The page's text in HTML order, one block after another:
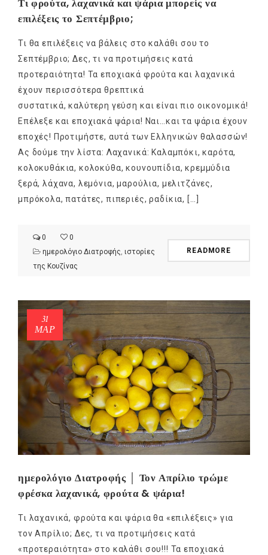
επιλέξεις το Σεπτέμβριο;
Τι θα επιλέξεις να βάλεις στο καλάθι σου το
Σεπτέμβριο; Δες, τι να προτιμήσεις κατά
προτεραιότητα! Τα εποχιακά φρούτα και λαχανικά
έχουν περισσότερα θρεπτικά
συστατικά, καλύτερη γεύση και είναι πιο οικονομικά!
Επέλεξε και εποχιακά ψάρια! Ναι…και τα ψάρια έχουν
εποχές! Προτιμήστε, αυτά των Ελληνικών θαλασσών!
Ας δούμε την λίστα: Λαχανικά: Καλαμπόκι, καρότα,
κολοκυθάκια, κολοκύθα, κουνουπίδια, κρεμμύδια
ξερά, λάχανα, λεμόνια, μαρούλια, μελιτζάνες,
μπρόκολα, πατάτες, πιπεριές, ραδίκια, […]
0
0
ημερολόγιο Διατροφής ιστορίες
της Κουζίνας
READMORE
31
ΜΑΡ
ημερολόγιο Διατροφής │ Τον Απρίλιο τρώμε
φρέσκα λαχανικά, φρούτα & ψάρια!
Τι λαχανικά, φρούτα και ψάρια θα «επιλέξεις» για
τον Απρίλιο; Δες, τι να προτιμήσεις κατά
«προτεραιότητα» στο καλάθι σου!!! Τα εποχιακά